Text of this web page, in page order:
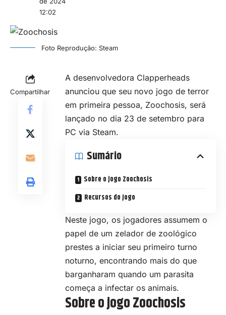
12:02
Foto Reprodução: Steam
Compartilhar
A desenvolvedora Clapperheads
anunciou que seu novo jogo de terror
em primeira pessoa, Zoochosis, será
lançado no dia 23 de setembro para
PC via Steam.
Sumário
Sobre o jogo Zoochosis
Recursos do Jogo
Neste jogo, os jogadores assumem o
papel de um zelador de zoológico
prestes a iniciar seu primeiro turno
noturno, encontrando mais do que
barganharam quando um parasita
começa a infectar os animais.
Sobre o jogo Zoochosis